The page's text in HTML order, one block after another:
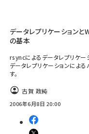
データレプリケーション
の基本
rsyncによるデータレプリケ
データレプリケーションによ
す。
古賀 政純
2006年6月8日 20:00